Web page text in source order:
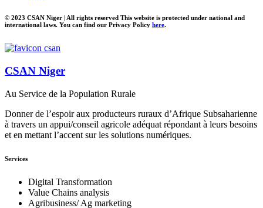
© 2023 CSAN Niger | All rights reserved This website is protected under national and
international laws. You can find our Privacy Policy here.
CSAN Niger
Au Service de la Population Rurale
Donner de l’espoir aux producteurs ruraux d’Afrique Subsaharienne
à travers un appui/conseil agricole adéquat répondant à leurs besoins
et en mettant l’accent sur les solutions numériques.
Services
Digital Transformation
Value Chains analysis
Agribusiness/ Ag marketing